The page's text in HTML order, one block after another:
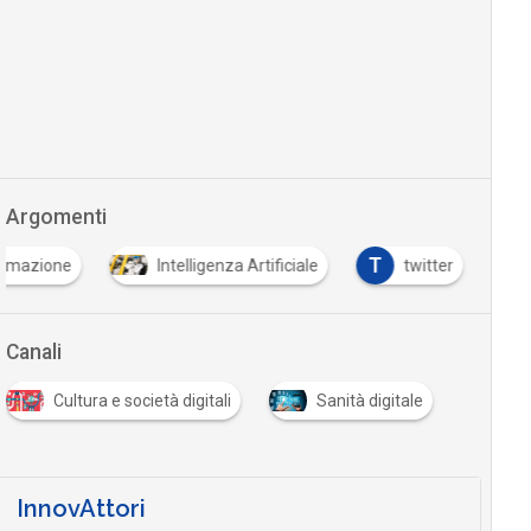
Argomenti
Intelligenza Artificiale T twitter
Canali
Cultura e società digitali Sanità digitale
InnovAttori